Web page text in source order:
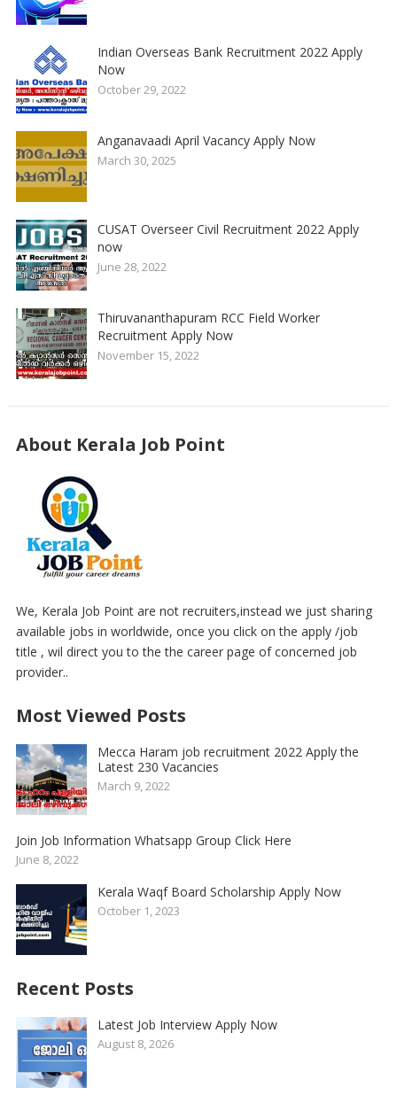
Indian Overseas Bank Recruitment 2022 Apply
Now
October 29, 2022
Anganavaadi April Vacancy Apply Now
March 30, 2025
CUSAT Overseer Civil Recruitment 2022 Apply
now
June 28, 2022
Thiruvananthapuram RCC Field Worker
Recruitment Apply Now
November 15, 2022
About Kerala Job Point
We, Kerala Job Point are not recruiters,instead we just sharing
available jobs in worldwide, once you click on the apply /job
title , wil direct you to the the career page of concerned job
provider..
Most Viewed Posts
Mecca Haram job recruitment 2022 Apply the
Latest 230 Vacancies
March 9, 2022
Join Job Information Whatsapp Group Click Here
June 8, 2022
Kerala Waqf Board Scholarship Apply Now
October 1, 2023
Recent Posts
Latest Job Interview Apply Now
August 8, 2026